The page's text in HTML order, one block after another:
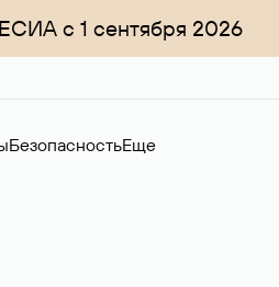
с 1 сентября 2026
БезопасностьЕще